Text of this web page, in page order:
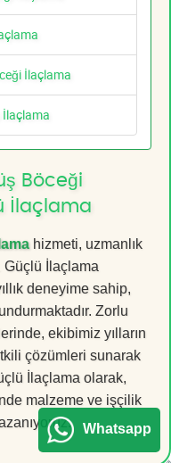
İlaçlama
İlaçlama
Böceği
İlaçlama
hizmeti, uzmanlık
Güçlü İlaçlama
deneyime sahip,
Zorlu
ekibimiz yılların
çözümleri sunarak
İlaçlama olarak,
malzeme ve işçilik
Whatsapp